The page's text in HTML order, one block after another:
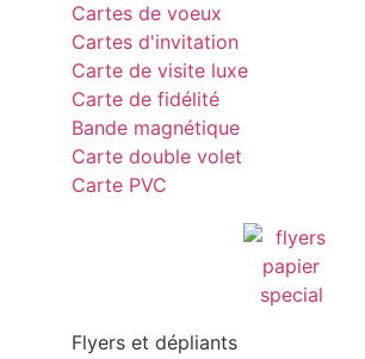
Cartes de voeux
Cartes d'invitation
Carte de visite luxe
Carte de fidélité
Bande magnétique
Carte double volet
Carte PVC
Flyers et dépliants